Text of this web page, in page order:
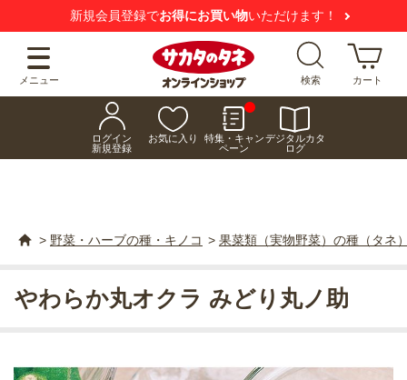
新規会員登録でお得にお買い物いただけます！
メニュー 検索 カート
ログイン
新規登録
お気に入り
特集・キャン
ペーン
デジタルカタ
ログ
> 野菜・ハーブの種・キノコ > 果菜類（実物野菜）の種（タネ
やわらか丸オクラ みどり丸ノ助